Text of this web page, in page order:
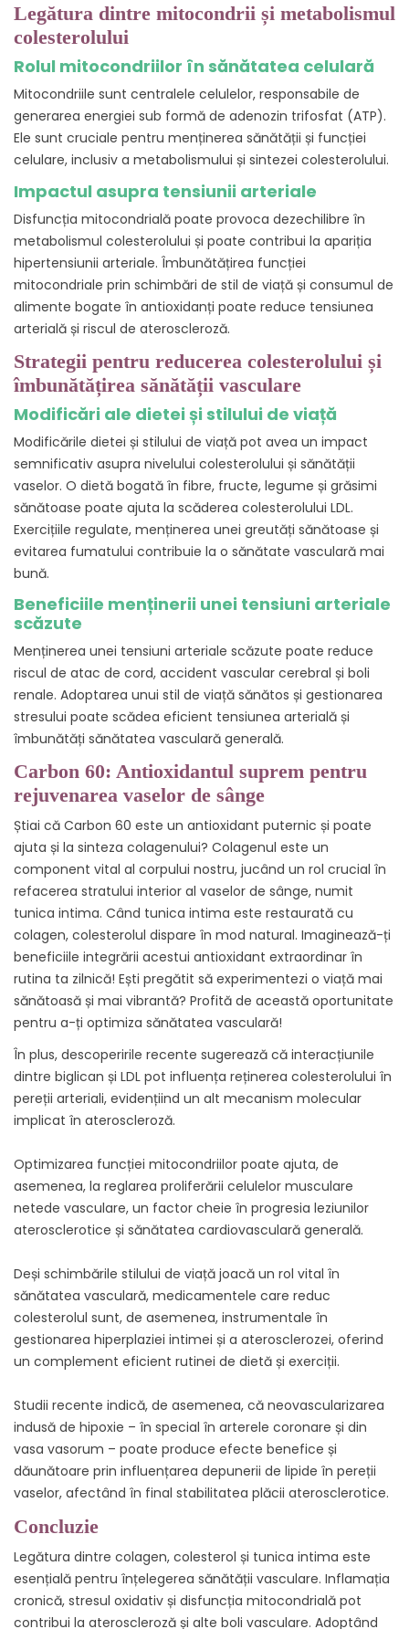
Legătura dintre mitocondrii și metabolismul
colesterolului
Rolul mitocondriilor în sănătatea celulară
Mitocondriile sunt centralele celulelor, responsabile de
generarea energiei sub formă de adenozin trifosfat (ATP).
Ele sunt cruciale pentru menținerea sănătății și funcției
celulare, inclusiv a metabolismului și sintezei colesterolului.
Impactul asupra tensiunii arteriale
Disfuncția mitocondrială poate provoca dezechilibre în
metabolismul colesterolului și poate contribui la apariția
hipertensiunii arteriale. Îmbunătățirea funcției
mitocondriale prin schimbări de stil de viață și consumul de
alimente bogate în antioxidanți poate reduce tensiunea
arterială și riscul de ateroscleroză.
Strategii pentru reducerea colesterolului și
îmbunătățirea sănătății vasculare
Modificări ale dietei și stilului de viață
Modificările dietei și stilului de viață pot avea un impact
semnificativ asupra nivelului colesterolului și sănătății
vaselor. O dietă bogată în fibre, fructe, legume și grăsimi
sănătoase poate ajuta la scăderea colesterolului LDL.
Exercițiile regulate, menținerea unei greutăți sănătoase și
evitarea fumatului contribuie la o sănătate vasculară mai
bună.
Beneficiile menținerii unei tensiuni arteriale
scăzute
Menținerea unei tensiuni arteriale scăzute poate reduce
riscul de atac de cord, accident vascular cerebral și boli
renale. Adoptarea unui stil de viață sănătos și gestionarea
stresului poate scădea eficient tensiunea arterială și
îmbunătăți sănătatea vasculară generală.
Carbon 60: Antioxidantul suprem pentru
rejuvenarea vaselor de sânge
Știai că Carbon 60 este un antioxidant puternic și poate
ajuta și la sinteza colagenului? Colagenul este un
component vital al corpului nostru, jucând un rol crucial în
refacerea stratului interior al vaselor de sânge, numit
tunica intima. Când tunica intima este restaurată cu
colagen, colesterolul dispare în mod natural. Imaginează-ți
beneficiile integrării acestui antioxidant extraordinar în
rutina ta zilnică! Ești pregătit să experimentezi o viață mai
sănătoasă și mai vibrantă? Profită de această oportunitate
pentru a-ți optimiza sănătatea vasculară!
În plus, descoperirile recente sugerează că interacțiunile
dintre biglican și LDL pot influența reținerea colesterolului în
pereții arteriali, evidențiind un alt mecanism molecular
implicat în ateroscleroză.
Optimizarea funcției mitocondriilor poate ajuta, de
asemenea, la reglarea proliferării celulelor musculare
netede vasculare, un factor cheie în progresia leziunilor
aterosclerotice și sănătatea cardiovasculară generală.
Deși schimbările stilului de viață joacă un rol vital în
sănătatea vasculară, medicamentele care reduc
colesterolul sunt, de asemenea, instrumentale în
gestionarea hiperplaziei intimei și a aterosclerozei, oferind
un complement eficient rutinei de dietă și exerciții.
Studii recente indică, de asemenea, că neovascularizarea
indusă de hipoxie – în special în arterele coronare și din
vasa vasorum – poate produce efecte benefice și
dăunătoare prin influențarea depunerii de lipide în pereții
vaselor, afectând în final stabilitatea plăcii aterosclerotice.
Concluzie
Legătura dintre colagen, colesterol și tunica intima este
esențială pentru înțelegerea sănătății vasculare. Inflamația
cronică, stresul oxidativ și disfuncția mitocondrială pot
contribui la ateroscleroză și alte boli vasculare. Adoptând